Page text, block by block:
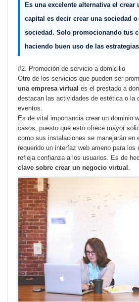
Es una excelente alternativa el crear
capital es decir crear una sociedad o
sociedad. Solo promocionando tus
haciendo buen uso de las
#2. Promoción de servicio a domicilio
Otro de los servicios que pueden ser
una empresa virtual es el prestado a
destacan las actividades de estética o la
eventos.
Es de vital importancia crear un dominio
casos, puesto que esto ofrece mayor
como sus instalaciones se manejarán en
requerido un interfaz web ameno para los
refleja confianza a los usuarios. Es de
clave sobre crear un negocio virtual .